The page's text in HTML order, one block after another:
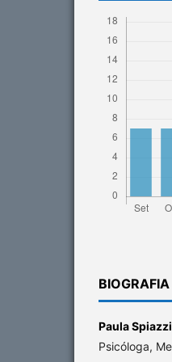
Paula
Psicóloga,